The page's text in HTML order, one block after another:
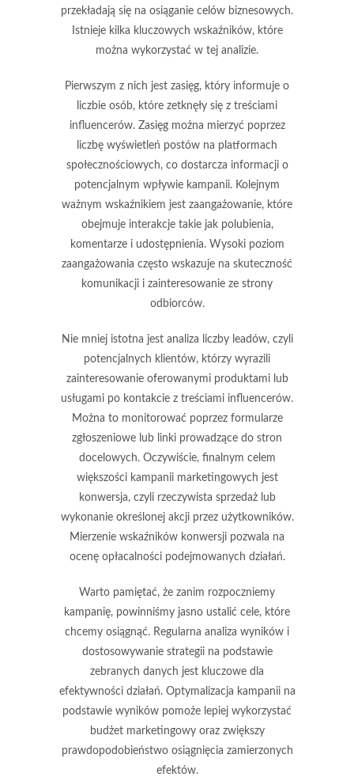
przekładają się na osiąganie celów biznesowych.
Istnieje kilka kluczowych wskaźników, które
można wykorzystać w tej analizie.
Pierwszym z nich jest zasięg, który informuje o
liczbie osób, które zetknęły się z treściami
influencerów. Zasięg można mierzyć poprzez
liczbę wyświetleń postów na platformach
społecznościowych, co dostarcza informacji o
potencjalnym wpływie kampanii. Kolejnym
ważnym wskaźnikiem jest zaangażowanie, które
obejmuje interakcje takie jak polubienia,
komentarze i udostępnienia. Wysoki poziom
zaangażowania często wskazuje na skuteczność
komunikacji i zainteresowanie ze strony
odbiorców.
Nie mniej istotna jest analiza liczby leadów, czyli
potencjalnych klientów, którzy wyrazili
zainteresowanie oferowanymi produktami lub
usługami po kontakcie z treściami influencerów.
Można to monitorować poprzez formularze
zgłoszeniowe lub linki prowadzące do stron
docelowych. Oczywiście, finalnym celem
większości kampanii marketingowych jest
konwersja, czyli rzeczywista sprzedaż lub
wykonanie określonej akcji przez użytkowników.
Mierzenie wskaźników konwersji pozwala na
ocenę opłacalności podejmowanych działań.
Warto pamiętać, że zanim rozpoczniemy
kampanię, powinniśmy jasno ustalić cele, które
chcemy osiągnąć. Regularna analiza wyników i
dostosowywanie strategii na podstawie
zebranych danych jest kluczowe dla
efektywności działań. Optymalizacja kampanii na
podstawie wyników pomoże lepiej wykorzystać
budżet marketingowy oraz zwiększy
prawdopodobieństwo osiągnięcia zamierzonych
efektów.